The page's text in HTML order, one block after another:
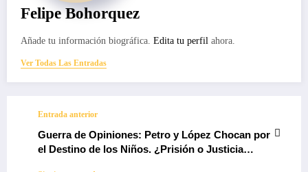
Felipe Bohorquez
Añade tu información biográfica. Edita tu perfil ahora.
Ver Todas Las Entradas
Entrada anterior
Guerra de Opiniones: Petro y López Chocan por
el Destino de los Niños. ¿Prisión o Justicia